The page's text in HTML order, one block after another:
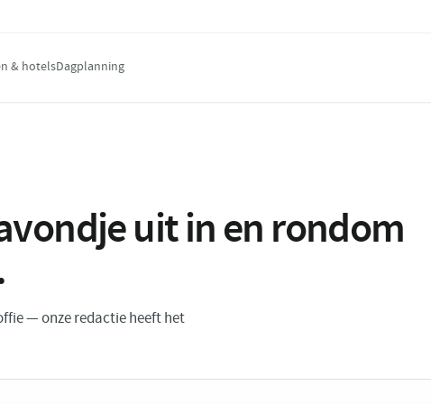
& hotelsDagplanning
uit in en rondom
— onze redactie heeft het